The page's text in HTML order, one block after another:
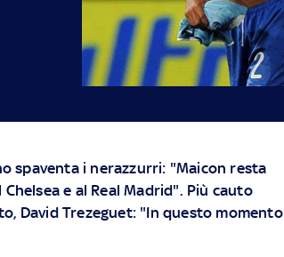
spaventa i nerazzurri: "Maicon resta
e al Real Madrid". Più cauto
David Trezeguet: "In questo momento